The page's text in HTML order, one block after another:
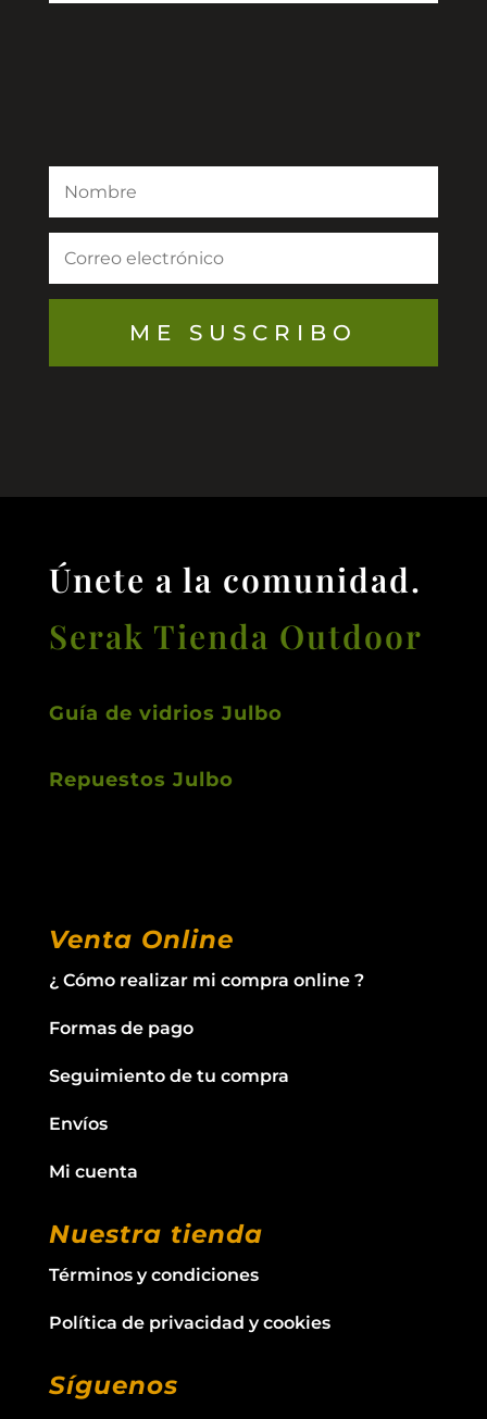
ME SUSCRIBO
Únete a la comunidad.
Serak Tienda Outdoor
Guía de vidrios Julbo
Repuestos Julbo
Venta Online
¿ Cómo realizar mi compra online ?
Formas de pago
Seguimiento de tu compra
Envíos
Mi cuenta
Nuestra tienda
Términos y condiciones
Política de privacidad y cookies
Síguenos